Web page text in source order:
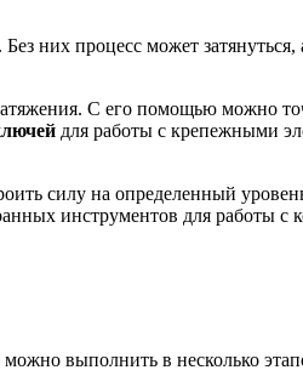
них процесс может затянуться,
С его помощью можно
для работы с крепежными
силу на определенный
инструментов для работы с
выполнить в несколько